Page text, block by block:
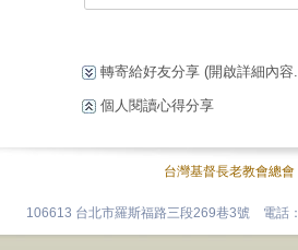
轉寄給好友分享 (開啟詳細內容
個人閱讀心得分享
台灣基督長老教會總會
106613 台北市羅斯福路三段269巷3號 電